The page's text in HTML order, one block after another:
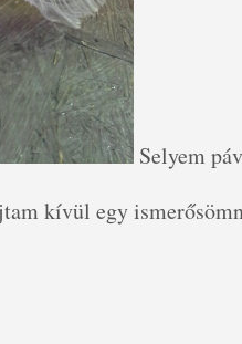
Selyem
kívül egy